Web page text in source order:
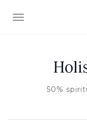
AFFICHER/
50%